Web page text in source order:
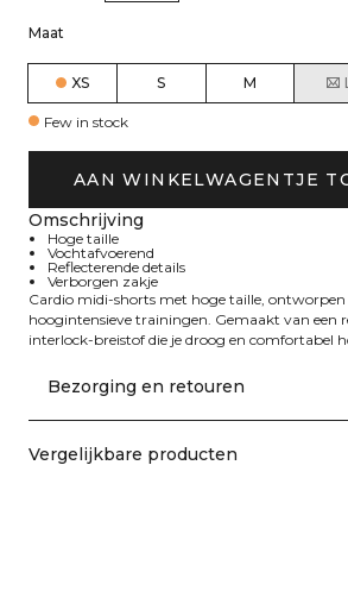
Maat
XS S M L
Few in stock
AAN WINKELWAGENTJE
Omschrijving
Hoge taille
Vochtafvoerend
Reflecterende details
Verborgen zakje
Cardio midi-shorts met hoge taille,
hoogintensieve trainingen. Gemaakt van een
interlock-breistof die je droog en comfortabel
flatterende V-vorm aan de achterkant.
bewegingsvrijheid, terwijl reflecterende
reflecterend ICIW-logo de zichtbaarheid bij
essentials veilig opgeborgen.
Bezorging en retouren
Vergelijkbare producten